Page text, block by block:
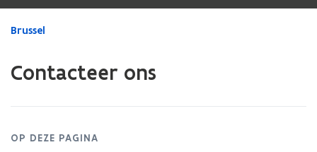
Gedaan
Contacteer
Brussel
Contacteer ons
OP DEZE PAGINA